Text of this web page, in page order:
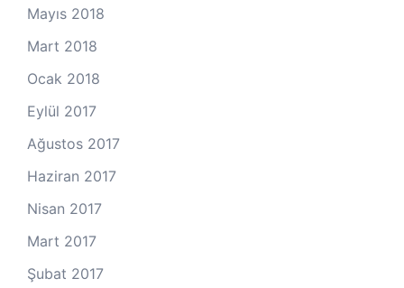
Mayıs 2018
Mart 2018
Ocak 2018
Eylül 2017
Ağustos 2017
Haziran 2017
Nisan 2017
Mart 2017
Şubat 2017